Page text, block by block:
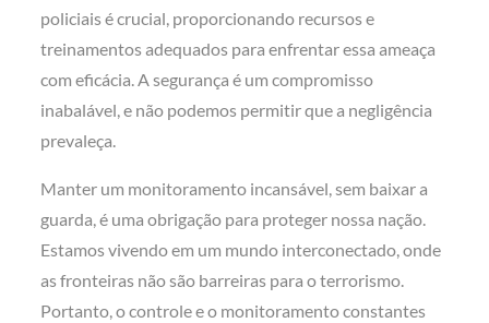
policiais é crucial, proporcionando recursos e
treinamentos adequados para enfrentar essa ameaça
com eficácia. A segurança é um compromisso
inabalável, e não podemos permitir que a negligência
prevaleça.
Manter um monitoramento incansável, sem baixar a
guarda, é uma obrigação para proteger nossa nação.
Estamos vivendo em um mundo interconectado, onde
as fronteiras não são barreiras para o terrorismo.
Portanto, o controle e o monitoramento constantes